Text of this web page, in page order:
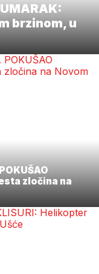
brzinom, u
zločina na